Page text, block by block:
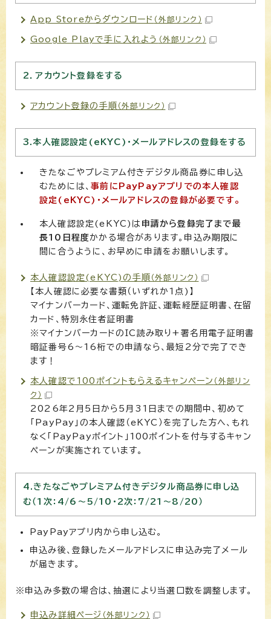
App Storeからダウンロード （外部リンク）
Google Playで手に入れよう （外部リンク）
2．アカウント登録をする
アカウント登録の手順 （外部リンク）
3.本人確認設定(eKYC)・メールアドレスの登録をする
きたなごやプレミアム付きデジタル商品券に申し込
むためには、事前にPayPayアプリでの本人確認
設定(eKYC)・メールアドレスの登録が必要です。
本人確認設定(eKYC)は 申請から登録完了まで最
長10日程度かかる場合があります。申込み期限に
間に合うように、お早めに申請をお願いします。
本人確認設定(eKYC)の手順 （外部リンク）
【本人確認に必要な書類（いずれか1点)】
マイナンバーカード、運転免許証、運転経歴証明書、在留
カード、特別永住者証明書
※マイナンバーカードのIC読み取り+署名用電子証明書
暗証番号6～16桁での申請なら、最短2分で完了でき
ます！
本人確認で100ポイントもらえるキャンペーン （外部リン
ク）
2026年2月5日から5月31日までの期間中、初めて
「PayPay」の本人確認（eKYC）を完了した方へ、もれ
なく「PayPayポイント」100ポイントを付与するキャン
ペーンが実施されています。
4.きたなごやプレミアム付きデジタル商品券に申し込
む（1次：4/6～5/10・2次：7/21～8/20）
PayPayアプリ内から申し込む。
申込み後、登録したメールアドレスに申込み完了メール
が届きます。
※申込み多数の場合は、抽選により当選口数を調整します。
申込み詳細ページ （外部リンク）